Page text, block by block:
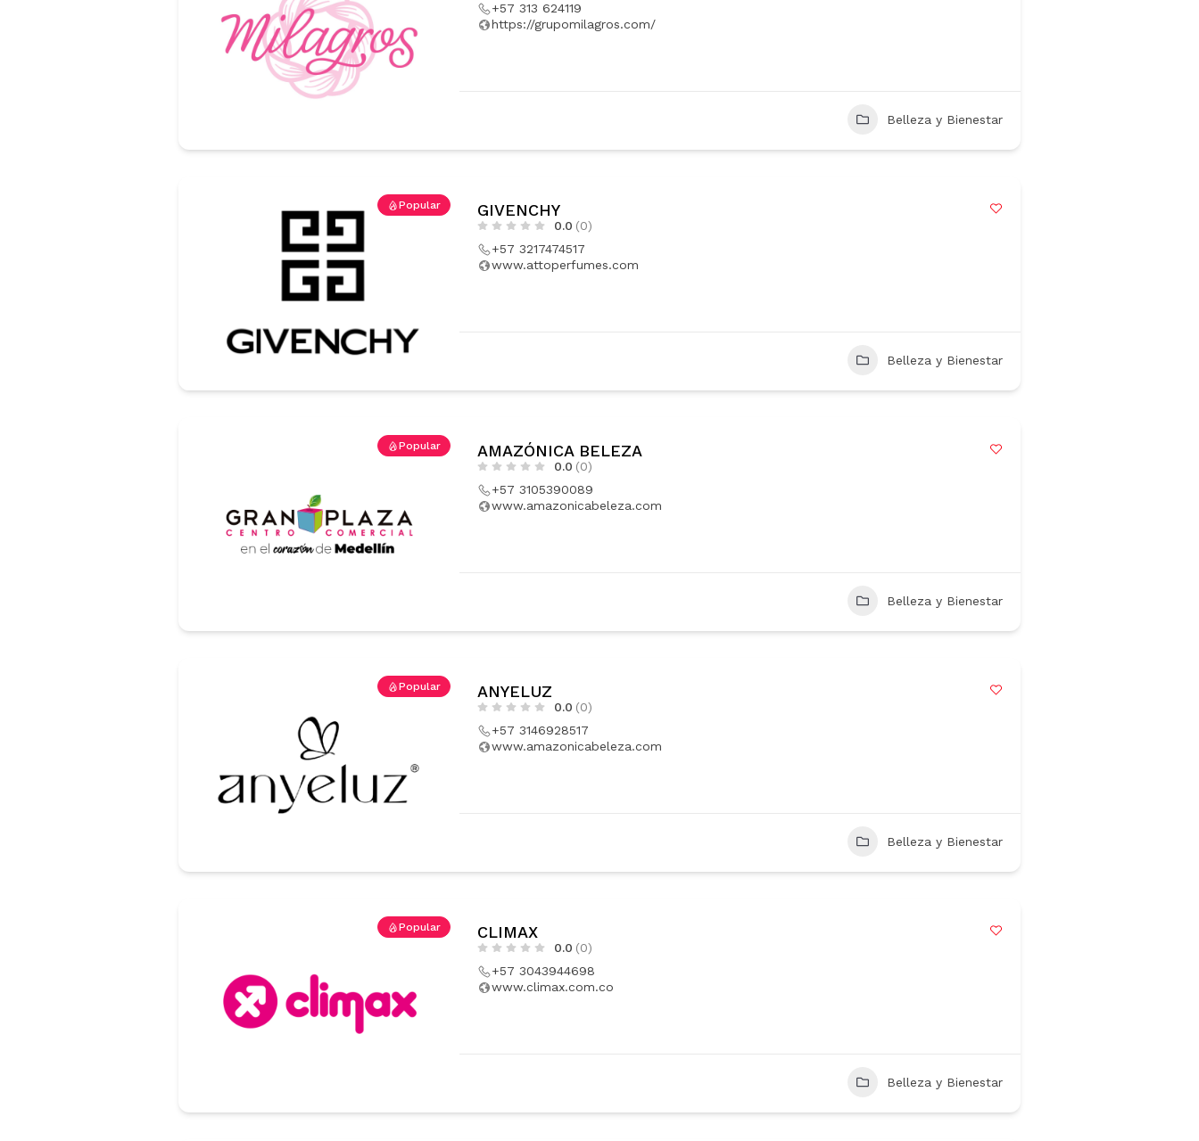
+57 313 624119
https://grupomilagros.com/
Belleza y Bienestar
Popular GIVENCHY
0.0 (0)
+57 3217474517
www.attoperfumes.com
Belleza y Bienestar
Popular AMAZÓNICA BELEZA
0.0 (0)
+57 3105390089
www.amazonicabeleza.com
Belleza y Bienestar
Popular ANYELUZ
0.0 (0)
+57 3146928517
www.amazonicabeleza.com
Belleza y Bienestar
Popular CLIMAX
0.0 (0)
+57 3043944698
www.climax.com.co
Belleza y Bienestar